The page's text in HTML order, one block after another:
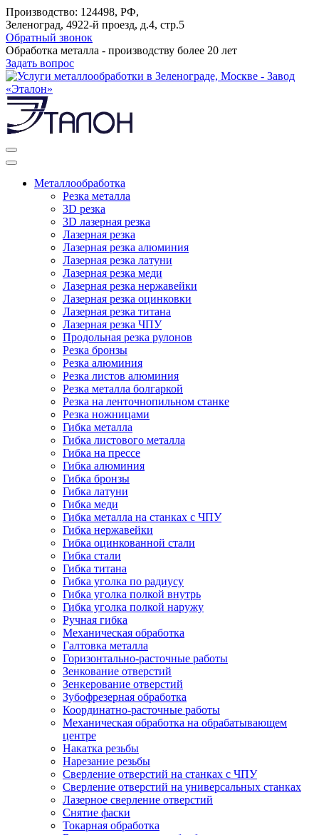
Производство: 124498, РФ,
Зеленоград, 4922-й проезд, д.4, стр.5
Обратный звонок
Обработка металла - производству более 20 лет
Задать вопрос
Металлообработка
Резка металла
3D резка
3D лазерная резка
Лазерная резка
Лазерная резка алюминия
Лазерная резка латуни
Лазерная резка меди
Лазерная резка нержавейки
Лазерная резка оцинковки
Лазерная резка титана
Лазерная резка ЧПУ
Продольная резка рулонов
Резка бронзы
Резка алюминия
Резка листов алюминия
Резка металла болгаркой
Резка на ленточнопильном станке
Резка ножницами
Гибка металла
Гибка листового металла
Гибка на прессе
Гибка алюминия
Гибка бронзы
Гибка латуни
Гибка меди
Гибка металла на станках с ЧПУ
Гибка нержавейки
Гибка оцинкованной стали
Гибка стали
Гибка титана
Гибка уголка по радиусу
Гибка уголка полкой внутрь
Гибка уголка полкой наружу
Ручная гибка
Механическая обработка
Галтовка металла
Горизонтально-расточные работы
Зенкование отверстий
Зенкерование отверстий
Зубофрезерная обработка
Координатно-расточные работы
Механическая обработка на обрабатывающем
центре
Накатка резьбы
Нарезание резьбы
Сверление отверстий на станках с ЧПУ
Сверление отверстий на универсальных станках
Лазерное сверление отверстий
Снятие фаски
Токарная обработка